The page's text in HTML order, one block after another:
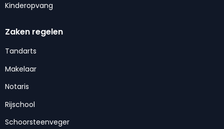
Kinderopvang
Zaken regelen
Tandarts
Makelaar
Notaris
Rijschool
Schoorsteenveger